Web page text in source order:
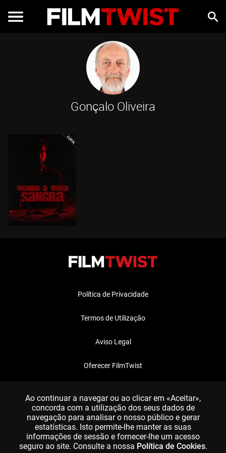
Gonçalo Oliveira
Política de Privacidade
Termos de Utilização
Aviso Legal
Oferecer FilmTwist
Ao continuar a navegar ou ao clicar em «Aceitar»,
concorda com a utilização dos seus dados de
navegação para analisar o nosso público e gerar
estatísticas. Isto permite-lhe manter as suas
informações de sessão e fornecer-lhe um acesso
seguro ao site. Consulte a nossa Política de Cookies.